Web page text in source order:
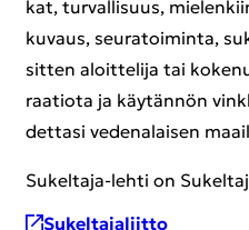
kat, tur­val­li­suus,
ku­vaus, seu­ra­toi­min­ta,
sit­ten aloit­te­li­ja tai
raa­tio­ta ja käy­tän­nön
det­ta­si ve­de­na­lai­sen
Sukeltaja-​lehti on
Su­kel­ta­ja­liit­to